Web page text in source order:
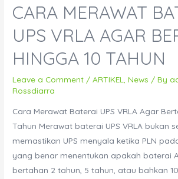
CARA MERAWAT
UPS VRLA AGAR
HINGGA 10 TAHUN
Leave a Comment /ARTIKEL ,News / By
Rossdiarra
Cara Merawat Baterai UPS VRLA Agar
Tahun Merawat baterai UPS VRLA bukan
memastikan UPS menyala ketika PLN
yang benar menentukan apakah baterai
bertahan 2 tahun, 5 tahun, atau bahkan